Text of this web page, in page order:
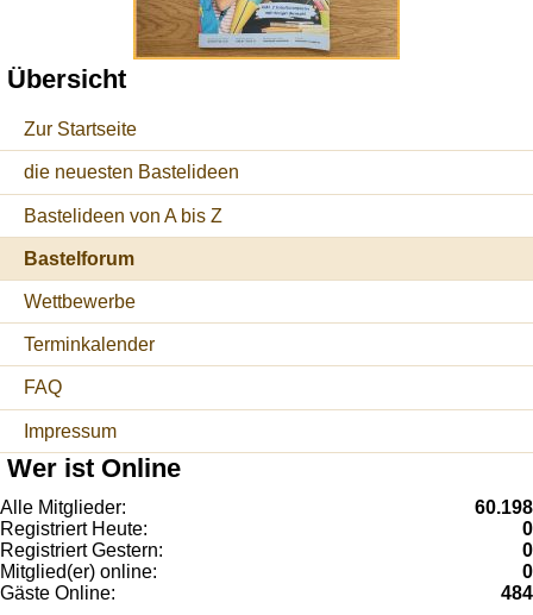
Übersicht
Zur Startseite
die neuesten Bastelideen
Bastelideen von A bis Z
Bastelforum
Wettbewerbe
Terminkalender
FAQ
Impressum
Wer ist Online
Alle Mitglieder:
60.198
Registriert Heute:
0
Registriert Gestern:
0
Mitglied(er) online:
0
Gäste Online:
484